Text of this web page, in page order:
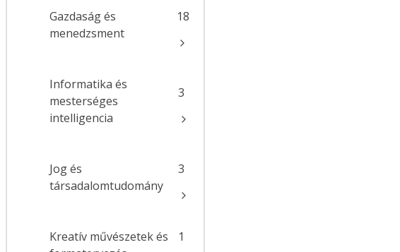
Gazdaság és
menedzsment
18
Informatika és
mesterséges
intelligencia
3
Jog és
társadalomtudomány
3
Kreatív művészetek és
1